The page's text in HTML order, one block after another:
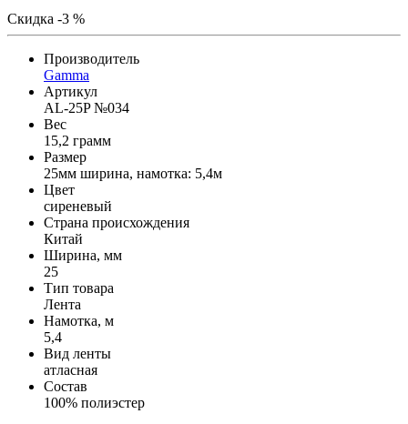
Скидка -3 %
Производитель
Gamma
Артикул
AL-25P №034
Вес
15,2 грамм
Размер
25мм ширина, намотка: 5,4м
Цвет
сиреневый
Страна происхождения
Китай
Ширина, мм
25
Тип товара
Лента
Намотка, м
5,4
Вид ленты
атласная
Состав
100% полиэстер